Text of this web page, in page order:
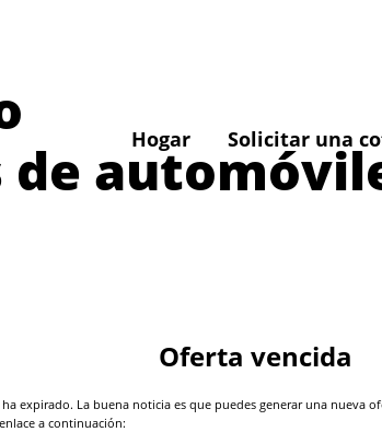
Hogar Solicitar una
de
Oferta vencida
expirado. La buena noticia es que puedes generar una nueva
a continuación: